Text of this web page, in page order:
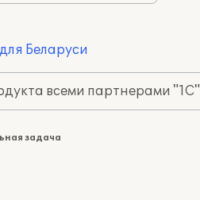
Беларуси
всеми партнерами "1С"
задача